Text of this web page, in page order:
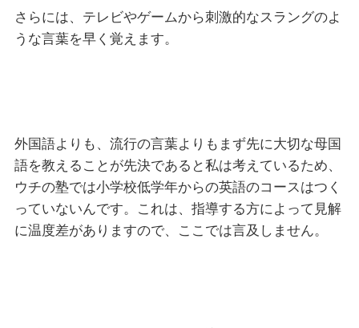
さらには、テレビやゲームから刺激的なスラングのよ
うな言葉を早く覚えます。
外国語よりも、流行の言葉よりもまず先に大切な母国
語を教えることが先決であると私は考えているため、
ウチの塾では小学校低学年からの英語のコースはつく
っていないんです。これは、指導する方によって見解
に温度差がありますので、ここでは言及しません。